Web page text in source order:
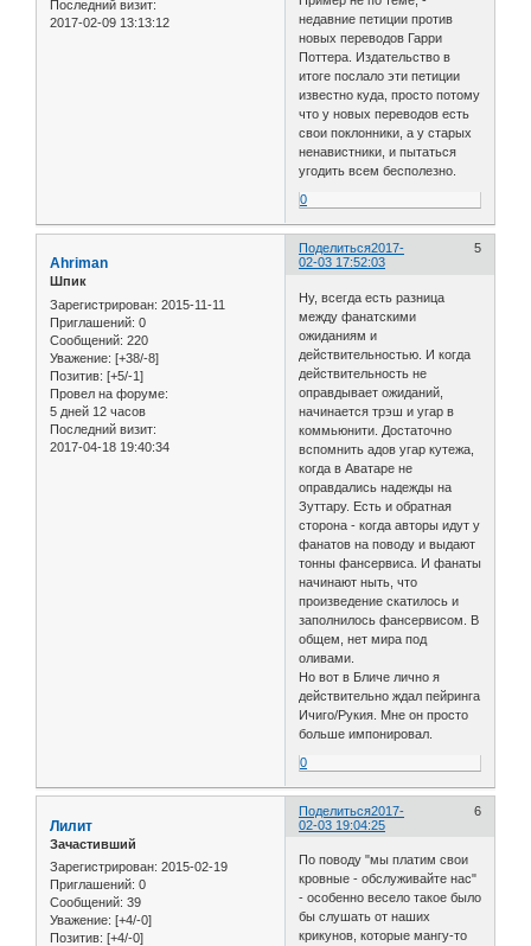
Последний визит:
2017-02-09 13:13:12
недавние петиции против
новых переводов Гарри
Поттера. Издательство в
итоге послало эти петиции
известно куда, просто потому
что у новых переводов есть
свои поклонники, а у старых
ненавистники, и пытаться
угодить всем бесполезно.
0
Поделиться 5
2017-
02-03 17:52:03
Ahriman
Шпик
Зарегистрирован: 2015-11-11
Приглашений: 0
Сообщений: 220
Уважение: [+38/-8]
Позитив: [+5/-1]
Провел на форуме:
5 дней 12 часов
Последний визит:
2017-04-18 19:40:34
Ну, всегда есть разница
между фанатскими
ожиданиям и
действительностью. И когда
действительность не
оправдывает ожиданий,
начинается трэш и угар в
коммьюнити. Достаточно
вспомнить адов угар кутежа,
когда в Аватаре не
оправдались надежды на
Зуттару. Есть и обратная
сторона - когда авторы идут у
фанатов на поводу и выдают
тонны фансервиса. И фанаты
начинают ныть, что
произведение скатилось и
заполнилось фансервисом. В
общем, нет мира под
оливами.
Но вот в Бличе лично я
действительно ждал пейринга
Ичиго/Рукия. Мне он просто
больше импонировал.
0
Поделиться 6
2017-
02-03 19:04:25
Лилит
Зачастивший
Зарегистрирован: 2015-02-19
Приглашений: 0
Сообщений: 39
Уважение: [+4/-0]
Позитив: [+4/-0]
По поводу "мы платим свои
кровные - обслуживайте нас"
- особенно весело такое было
бы слушать от наших
крикунов, которые мангу-то